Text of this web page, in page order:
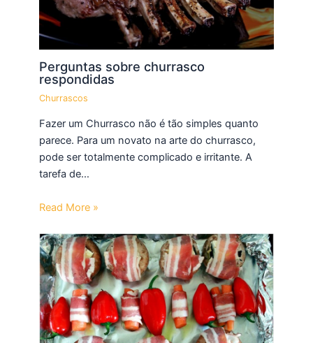
Perguntas sobre churrasco
respondidas
Churrascos
Fazer um Churrasco não é tão simples quanto
parece. Para um novato na arte do churrasco,
pode ser totalmente complicado e irritante. A
tarefa de…
Read More »